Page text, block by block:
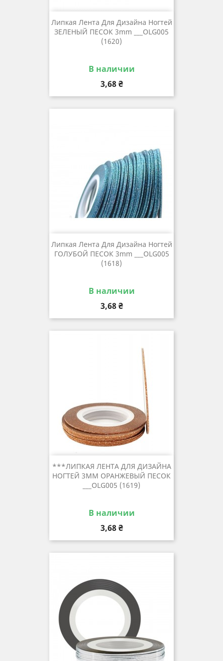
Липкая Лента Для Дизайна Ногтей
ЗЕЛЕНЫЙ ПЕСОК 3mm ___OLG005
(1620)
В наличии
Цена
3,68 ₴
Липкая Лента Для Дизайна Ногтей
ГОЛУБОЙ ПЕСОК 3mm ___OLG005
(1618)
В наличии
Цена
3,68 ₴
***ЛИПКАЯ ЛЕНТА ДЛЯ ДИЗАЙНА
НОГТЕЙ 3ММ ОРАНЖЕВЫЙ ПЕСОК
___OLG005 (1619)
В наличии
Цена
3,68 ₴